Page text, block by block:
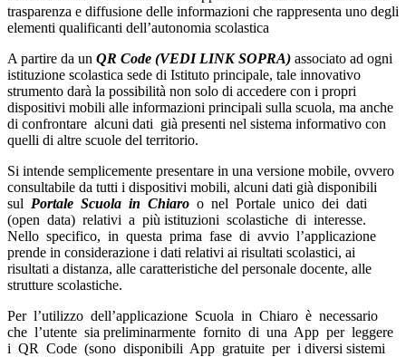
trasparenza e diffusione delle informazioni che rappresenta uno degli
elementi qualificanti dell’autonomia scolastica
A partire da un QR Code (VEDI LINK SOPRA) associato ad ogni
istituzione scolastica sede di Istituto principale, tale innovativo
strumento darà la possibilità non solo di accedere con i propri
dispositivi mobili alle informazioni principali sulla scuola, ma anche
di confrontare alcuni dati già presenti nel sistema informativo con
quelli di altre scuole del territorio.
Si intende semplicemente presentare in una versione mobile, ovvero
consultabile da tutti i dispositivi mobili, alcuni dati già disponibili
sul Portale Scuola in Chiaro o nel Portale unico dei dati
(open data) relativi a più istituzioni scolastiche di interesse.
Nello specifico, in questa prima fase di avvio l’applicazione
prende in considerazione i dati relativi ai risultati scolastici, ai
risultati a distanza, alle caratteristiche del personale docente, alle
strutture scolastiche.
Per l’utilizzo dell’applicazione Scuola in Chiaro è necessario
che l’utente sia preliminarmente fornito di una App per leggere
i QR Code (sono disponibili App gratuite per i diversi sistemi